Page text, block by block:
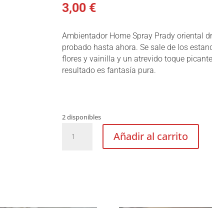
3,00 €
Ambientador Home Spray Prady oriental
probado hasta ahora. Se sale de los
flores y vainilla y un atrevido toque
resultado es fantasía pura.
2 disponibles
Perfume
Añadir al carrito